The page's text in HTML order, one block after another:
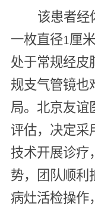
该患者经
一枚直径1厘
处于常规经皮
规支气管镜也
局。北京友谊
评估，决定采
技术开展诊疗
势，团队顺利
病灶活检操作